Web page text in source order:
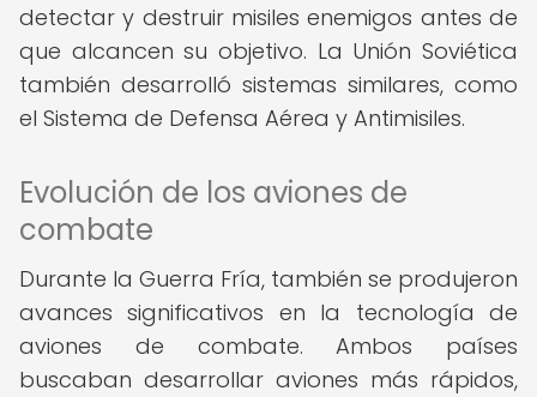
detectar y destruir misiles enemigos antes de
que alcancen su objetivo. La Unión Soviética
también desarrolló sistemas similares, como
el Sistema de Defensa Aérea y Antimisiles.
Evolución de los aviones de
combate
Durante la Guerra Fría, también se produjeron
avances significativos en la tecnología de
aviones de combate. Ambos países
buscaban desarrollar aviones más rápidos,